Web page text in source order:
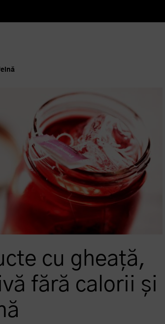
cu gheață,
fără calorii și